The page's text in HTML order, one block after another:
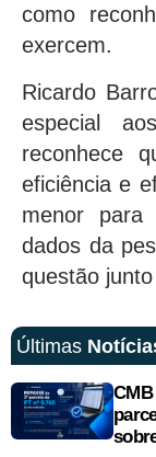
como
exercem.
Ricardo
especial
reconhece
eficiência e
menor para
dados da
questão
Últimas